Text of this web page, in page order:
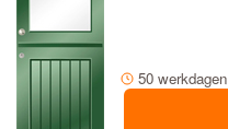
50 werkdagen